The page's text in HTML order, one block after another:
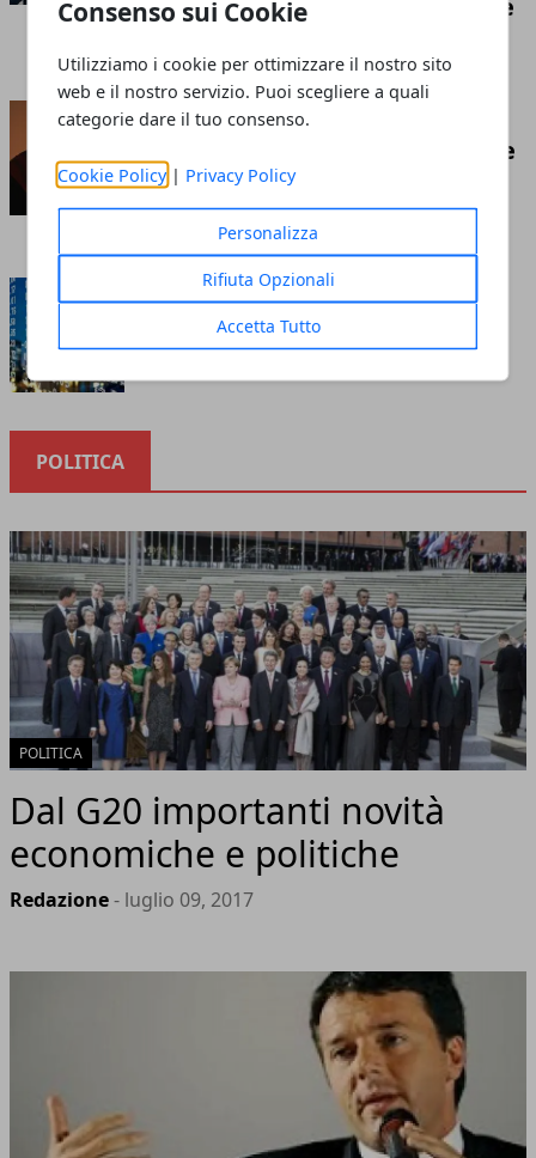
Consenso sui Cookie
Utilizziamo i cookie per ottimizzare il nostro sito
web e il nostro servizio. Puoi scegliere a quali
categorie dare il tuo consenso.
Cookie Policy | Privacy Policy
Personalizza
Rifiuta Opzionali
Accetta Tutto
competizione economica globale
Insufflaggio nell’edilizia: ecco
cos’è e tutto ciò che c’è da sapere
riguardo questa tecnica
Cosa sapere prima di investire
nella borsa online
POLITICA
POLITICA
Dal G20 importanti novità
economiche e politiche
Redazione- luglio 09, 2017